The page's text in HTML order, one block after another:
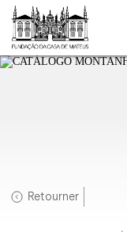
Retourner